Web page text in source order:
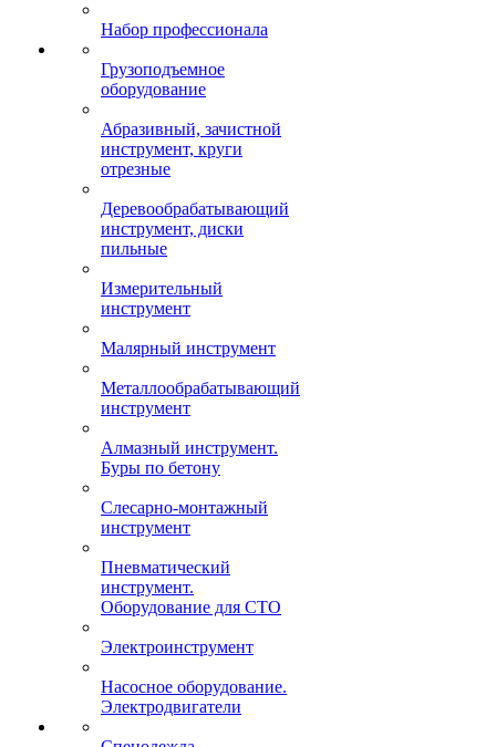
Набор профессионала
Грузоподъемное
оборудование
Абразивный, зачистной
инструмент, круги
отрезные
Деревообрабатывающий
инструмент, диски
пильные
Измерительный
инструмент
Малярный инструмент
Металлообрабатывающий
инструмент
Алмазный инструмент.
Буры по бетону
Слесарно-монтажный
инструмент
Пневматический
инструмент.
Оборудование для СТО
Электроинструмент
Насосное оборудование.
Электродвигатели